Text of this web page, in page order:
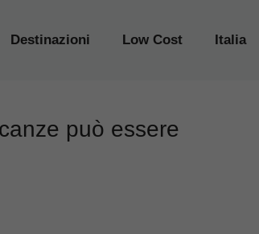
Destinazioni Low Cost Italia
può essere